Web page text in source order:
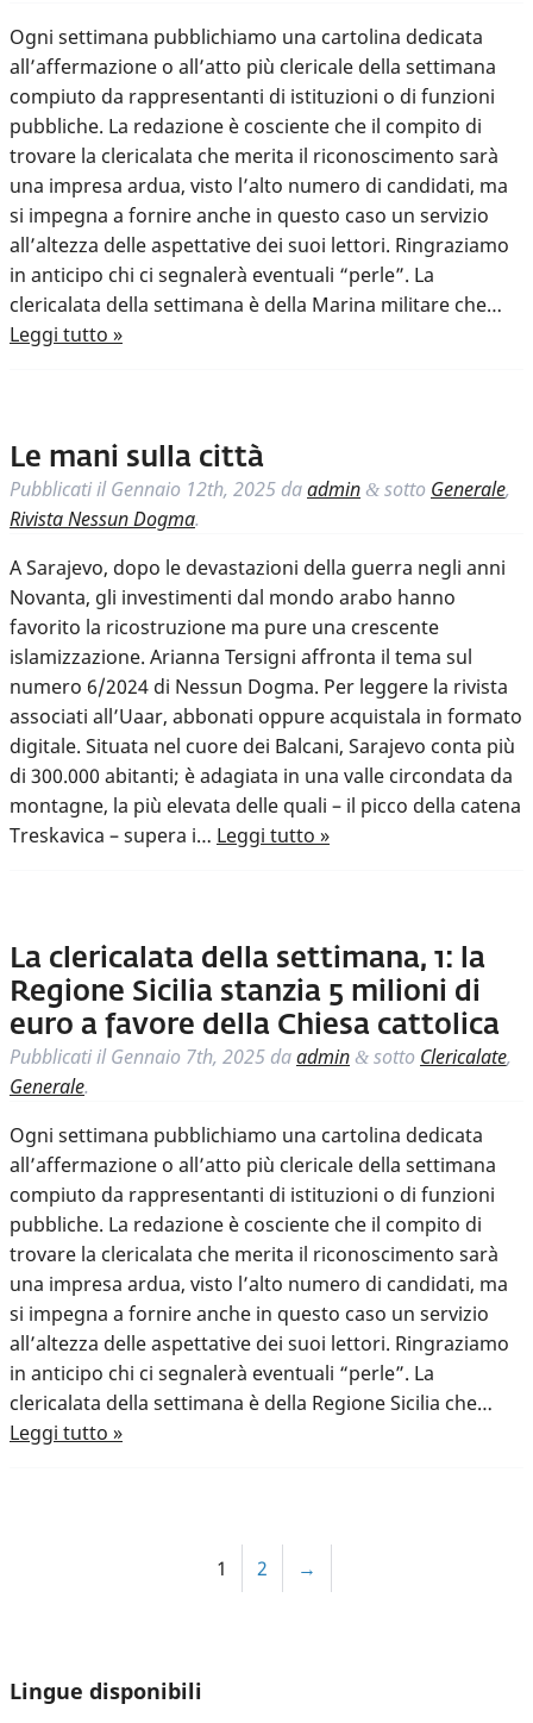
Ogni settimana pubblichiamo una cartolina dedicata
all’affermazione o all’atto più clericale della settimana
compiuto da rappresentanti di istituzioni o di funzioni
pubbliche. La redazione è cosciente che il compito di
trovare la clericalata che merita il riconoscimento sarà
una impresa ardua, visto l’alto numero di candidati, ma
si impegna a fornire anche in questo caso un servizio
all’altezza delle aspettative dei suoi lettori. Ringraziamo
in anticipo chi ci segnalerà eventuali “perle”. La
clericalata della settimana è della Marina militare che…
Leggi tutto »
Le mani sulla città
Pubblicati ilGennaio 12th, 2025 daadmin & sotto Generale,
Rivista Nessun Dogma.
A Sarajevo, dopo le devastazioni della guerra negli anni
Novanta, gli investimenti dal mondo arabo hanno
favorito la ricostruzione ma pure una crescente
islamizzazione. Arianna Tersigni affronta il tema sul
numero 6/2024 di Nessun Dogma. Per leggere la rivista
associati all’Uaar, abbonati oppure acquistala in formato
digitale. Situata nel cuore dei Balcani, Sarajevo conta più
di 300.000 abitanti; è adagiata in una valle circondata da
montagne, la più elevata delle quali – il picco della catena
Treskavica – supera i… Leggi tutto »
La clericalata della settimana, 1: la
Regione Sicilia stanzia 5 milioni di
euro a favore della Chiesa cattolica
Pubblicati ilGennaio 7th, 2025 daadmin & sotto Clericalate,
Generale.
Ogni settimana pubblichiamo una cartolina dedicata
all’affermazione o all’atto più clericale della settimana
compiuto da rappresentanti di istituzioni o di funzioni
pubbliche. La redazione è cosciente che il compito di
trovare la clericalata che merita il riconoscimento sarà
una impresa ardua, visto l’alto numero di candidati, ma
si impegna a fornire anche in questo caso un servizio
all’altezza delle aspettative dei suoi lettori. Ringraziamo
in anticipo chi ci segnalerà eventuali “perle”. La
clericalata della settimana è della Regione Sicilia che…
Leggi tutto »
1 2 →
Lingue disponibili